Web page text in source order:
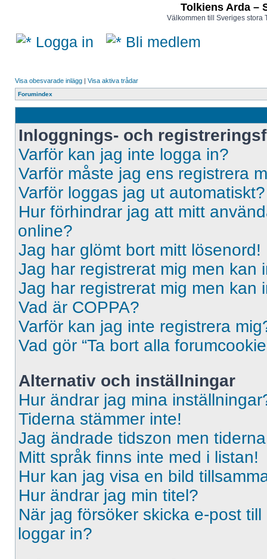
Tolkiens Arda –
Välkommen till Sveriges stora
Logga in Bli medlem
Visa obesvarade inlägg | Visa aktiva trådar
Forumindex
Inloggnings- och
Varför kan jag inte logga in?
Varför måste jag ens registrera
Varför loggas jag ut automatiskt?
Hur förhindrar jag att mitt
online?
Jag har glömt bort mitt lösenord!
Jag har registrerat mig men kan
Jag har registrerat mig men kan
Vad är COPPA?
Varför kan jag inte registrera
Vad gör “Ta bort alla
Alternativ och inställningar
Hur ändrar jag mina
Tiderna stämmer inte!
Jag ändrade tidszon men
Mitt språk finns inte med i listan!
Hur kan jag visa en bild
Hur ändrar jag min titel?
När jag försöker skicka e-post
loggar in?